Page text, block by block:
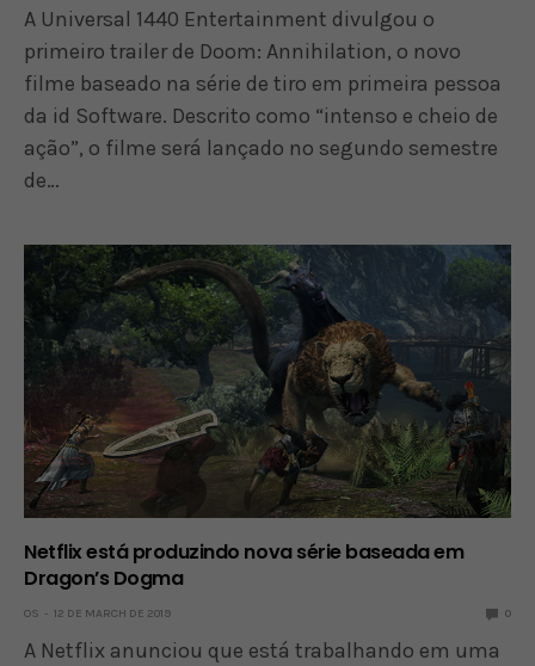
A Universal 1440 Entertainment divulgou o
primeiro trailer de Doom: Annihilation, o novo
filme baseado na série de tiro em primeira pessoa
da id Software. Descrito como “intenso e cheio de
ação”, o filme será lançado no segundo semestre
de…
Netflix está produzindo nova série baseada em
Dragon’s Dogma
OS 12 DE MARCH DE 2019 0
A Netflix anunciou que está trabalhando em uma